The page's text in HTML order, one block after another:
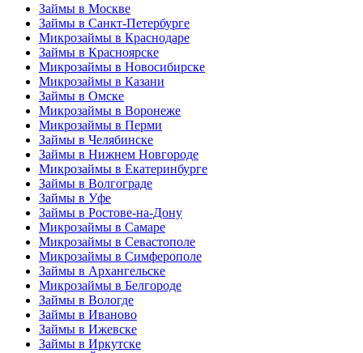
Займы в Москве
Займы в Санкт-Петербурге
Микрозаймы в Краснодаре
Займы в Красноярске
Микрозаймы в Новосибирске
Микрозаймы в Казани
Займы в Омске
Микрозаймы в Воронеже
Микрозаймы в Перми
Займы в Челябинске
Займы в Нижнем Новгороде
Микрозаймы в Екатеринбурге
Займы в Волгограде
Займы в Уфе
Займы в Ростове-на-Дону
Микрозаймы в Самаре
Микрозаймы в Севастополе
Микрозаймы в Симферополе
Займы в Архангельске
Микрозаймы в Белгороде
Займы в Вологде
Займы в Иваново
Займы в Ижевске
Займы в Иркутске